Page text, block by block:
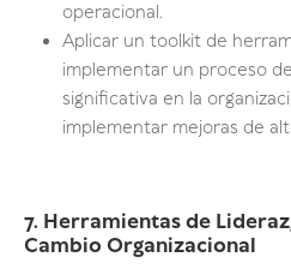
operacional.
Aplicar un toolkit de
implementar un proceso
significativa en la
implementar mejoras de
7. Herramientas de
Cambio Organizacional